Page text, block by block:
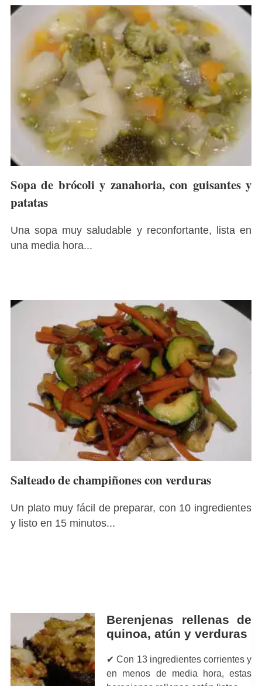
Sopa de brócoli y zanahoria, con guisantes y
patatas
Una sopa muy saludable y reconfortante, lista en
una media hora...
Salteado de champiñones con verduras
Un plato muy fácil de preparar, con 10 ingredientes
y listo en 15 minutos...
Berenjenas rellenas de
quinoa, atún y verduras
✔ Con 13 ingredientes corrientes y
en menos de media hora, estas